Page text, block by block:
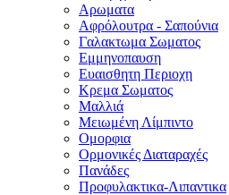
Αρωματα
Αφρόλουτρα - Σαπούνια
Γαλακτωμα Σωματος
Εμμηνοπαυση
Ευαισθητη Περιοχη
Κρεμα Σωματος
Μαλλιά
Μειωμένη Λίμπιντο
Ομορφια
Ορμονικές Διαταραχές
Πανάδες
Προφυλακτικα-Λιπαντικα